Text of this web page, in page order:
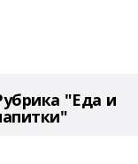
"Еда и